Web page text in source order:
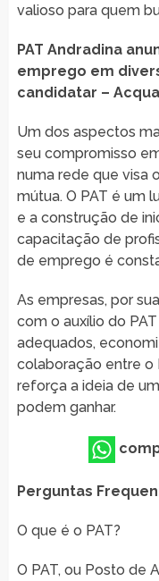
valioso para quem
PAT Andradina
emprego em
candidatar –
Um dos aspectos
seu compromisso
numa rede que visa
mútua. O PAT é um
e a construção de
capacitação de
de emprego é
As empresas, por
com o auxílio do
adequados,
colaboração entre o
reforça a ideia de
podem ganhar.
Perguntas
O que é o PAT?
O PAT, ou Posto de